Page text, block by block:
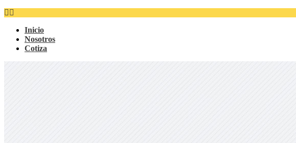
Inicio
Nosotros
Cotiza